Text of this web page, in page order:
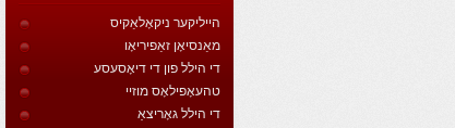
הייליקער ניקאָלאַקיס
מאַנסיאָן זאַפיריאָו
די הילל פון די דיאָסעסע
טהעאָפילאָס מוזיי
די הילל גאָריצאַ